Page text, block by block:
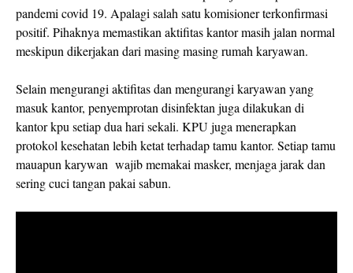
pandemi covid 19. Apalagi salah satu komisioner terkonfirmasi
positif. Pihaknya memastikan aktifitas kantor masih jalan normal
meskipun dikerjakan dari masing masing rumah karyawan.
Selain mengurangi aktifitas dan mengurangi karyawan yang
masuk kantor, penyemprotan disinfektan juga dilakukan di
kantor kpu setiap dua hari sekali. KPU juga menerapkan
protokol kesehatan lebih ketat terhadap tamu kantor. Setiap tamu
mauapun karywan wajib memakai masker, menjaga jarak dan
sering cuci tangan pakai sabun.